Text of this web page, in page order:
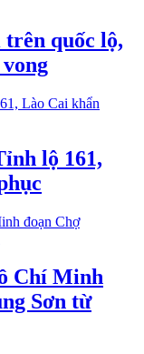
quốc lộ,
lộ 161,
Chí Minh
Sơn từ